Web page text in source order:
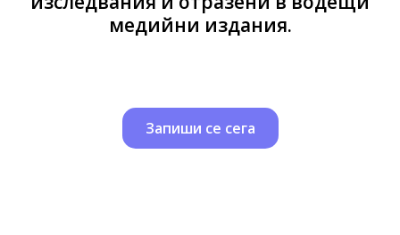
медийни издания.
Запиши се сега